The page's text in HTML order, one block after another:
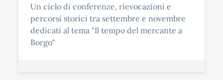
Un ciclo di conferenze, rievocazioni e
percorsi storici tra settembre e novembre
dedicati al tema "Il tempo del mercante a
Borgo"